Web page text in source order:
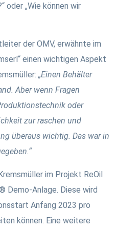
oder „Wie können wir
der OMV, erwähnte im
einen wichtigen Aspekt
„Einen Behälter
Aber wenn Fragen
oder
zur raschen und
überaus wichtig. Das war in
im Projekt ReOil
Demo-Anlage. Diese wird
Anfang 2023 pro
können. Eine weitere